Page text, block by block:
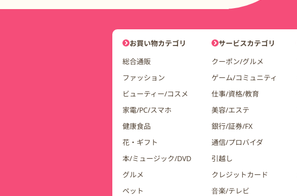
DDuetコインモールナビゲーション
お買い物カテゴリ
総合通販
ファッション
ビューティー/コスメ
家電/PC/スマホ
健康食品
花・ギフト
本/ミュージック/DVD
グルメ
ペット
サービスカテゴリ
クーポン/グルメ
ゲーム/コミュニティ
仕事/資格/教育
美容/エステ
銀行/証券/FX
通信/プロバイダ
引越し
クレジットカード
音楽/テレビ